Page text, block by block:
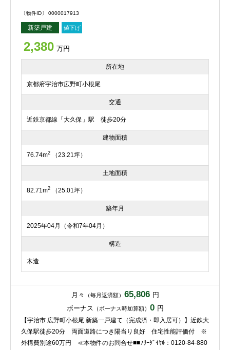
〔物件ID〕 0000017913
新築戸建 値下げ
2,380 万円
所在地
京都府宇治市広野町小根尾
交通
近鉄京都線「大久保」駅 徒歩20分
建物面積
76.74m2 （23.21坪）
土地面積
82.71m2 （25.01坪）
築年月
2025年04月（令和7年04月）
構造
木造
月々 （毎月返済額） 65,806 円
ボーナス （ボーナス時加算額） 0 円
【宇治市 広野町小根尾 新築一戸建て（完成済・即入居可）】近鉄大
久保駅徒歩20分 両面道路につき陽当り良好 住宅性能評価付 ※
外構費別途60万円 ≪本物件のお問合せ■■ﾌﾘｰﾀﾞｲﾔﾙ：0120-84-880